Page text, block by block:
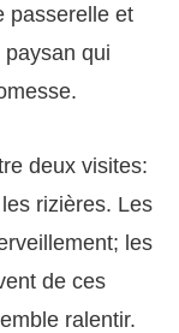
passerelle et
paysan qui
deux visites:
rizières. Les
les
de ces
ralentir.